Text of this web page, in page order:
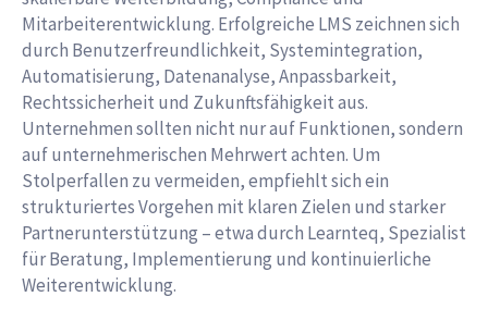
Mitarbeiterentwicklung. Erfolgreiche LMS zeichnen sich
durch Benutzerfreundlichkeit, Systemintegration,
Automatisierung, Datenanalyse, Anpassbarkeit,
Rechtssicherheit und Zukunftsfähigkeit aus.
Unternehmen sollten nicht nur auf Funktionen, sondern
auf unternehmerischen Mehrwert achten. Um
Stolperfallen zu vermeiden, empfiehlt sich ein
strukturiertes Vorgehen mit klaren Zielen und starker
Partnerunterstützung – etwa durch Learnteq, Spezialist
für Beratung, Implementierung und kontinuierliche
Weiterentwicklung.